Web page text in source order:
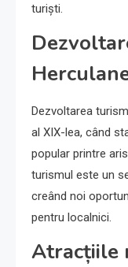
turiști.
Dezvoltarea
al XIX-lea, când
popular printre
turismul este un
creând noi
pentru localnici.
Atracțiile